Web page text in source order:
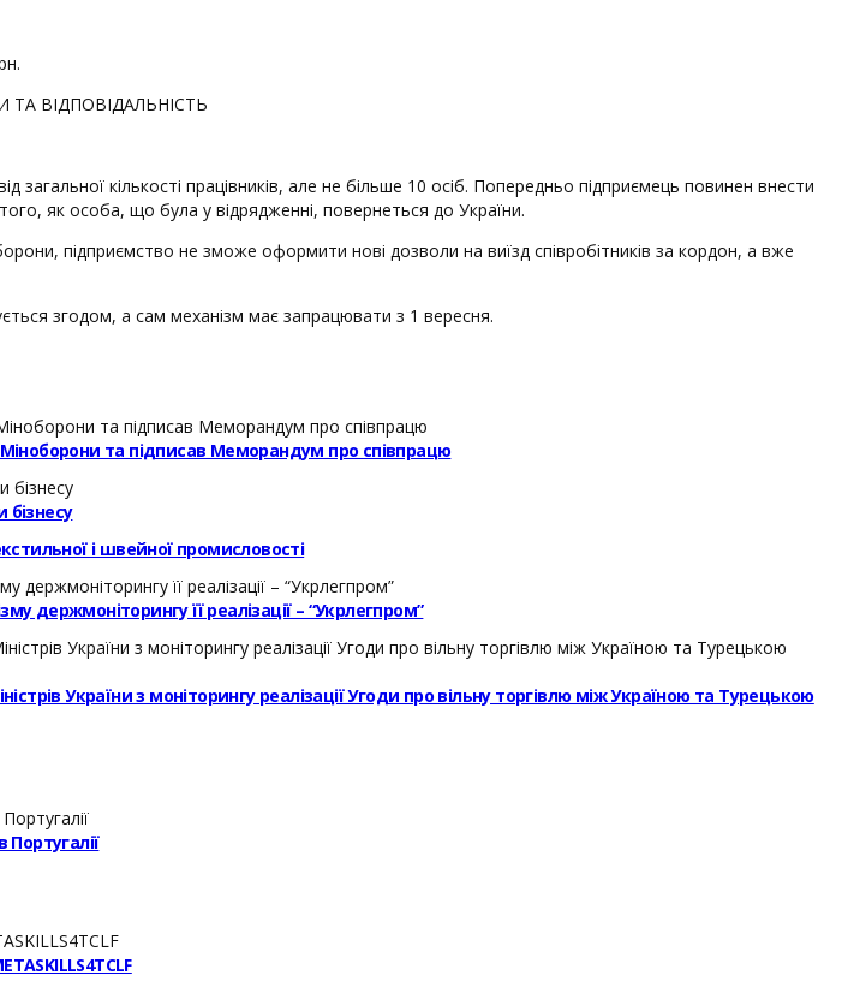
ВІДПОВІДАЛЬНІСТЬ
кількості працівників, але не більше 10 осіб. Попередньо підприємець повинен внести
як особа, що була у відрядженні, повернеться до України.
підприємство не зможе оформити нові дозволи на виїзд співробітників за кордон, а вже
згодом, а сам механізм має запрацювати з 1 вересня.
та підписав Меморандум про співпрацю
бізнесу
і швейної промисловості
держмоніторингу її реалізації – “Укрлегпром”
України з моніторингу реалізації Угоди про вільну торгівлю між Україною та Турецькою